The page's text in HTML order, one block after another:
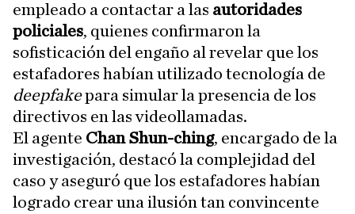
empleado a contactar a las autoridades
policiales, quienes confirmaron la
sofisticación del engaño al revelar que los
estafadores habían utilizado tecnología de
deepfakepara simular la presencia de los
directivos en las videollamadas.
El agente Chan Shun-ching, encargado de la
investigación, destacó la complejidad del
caso y aseguró que los estafadores habían
logrado crear una ilusión tan convincente